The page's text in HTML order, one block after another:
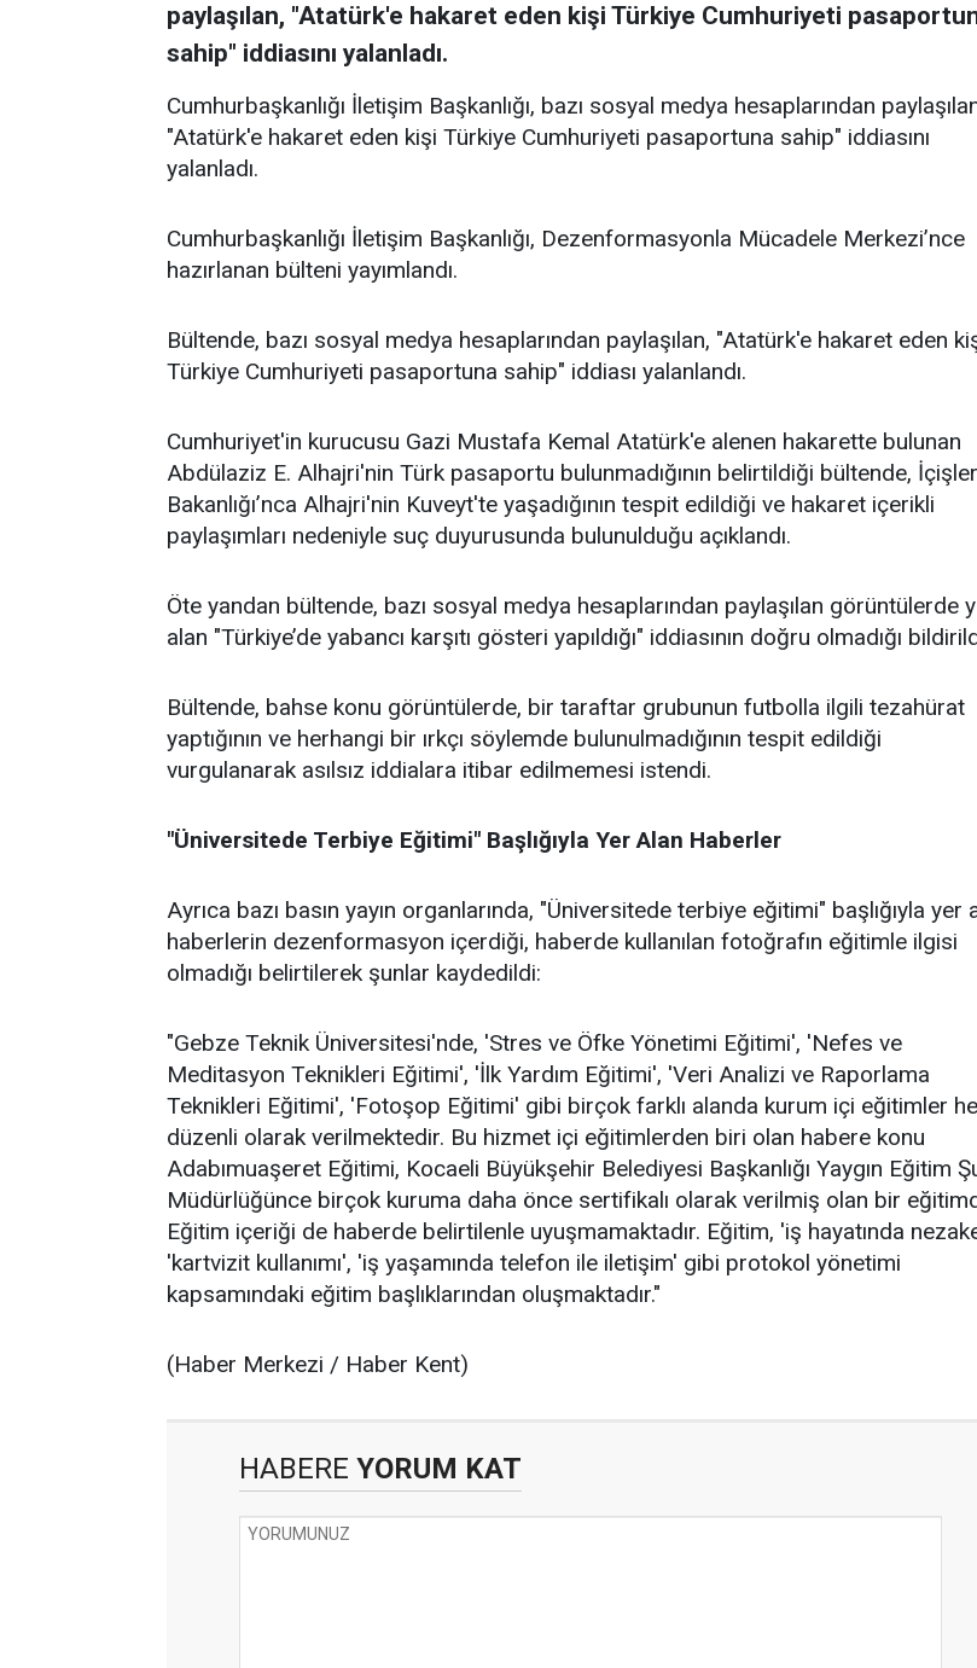
paylaşılan, "Atatürk'e hakaret eden kişi Türkiye Cumhuriyeti
sahip" iddiasını yalanladı.
Cumhurbaşkanlığı İletişim Başkanlığı, bazı sosyal medya hesaplarından
"Atatürk'e hakaret eden kişi Türkiye Cumhuriyeti pasaportuna sahip" iddiasını
yalanladı.
Cumhurbaşkanlığı İletişim Başkanlığı, Dezenformasyonla Mücadele Merkezi’nce
hazırlanan bülteni yayımlandı.
Bültende, bazı sosyal medya hesaplarından paylaşılan, "Atatürk'e hakaret eden
Türkiye Cumhuriyeti pasaportuna sahip" iddiası yalanlandı.
Cumhuriyet'in kurucusu Gazi Mustafa Kemal Atatürk'e alenen hakarette bulunan
Abdülaziz E. Alhajri'nin Türk pasaportu bulunmadığının belirtildiği bültende,
Bakanlığı’nca Alhajri'nin Kuveyt'te yaşadığının tespit edildiği ve hakaret içerikli
paylaşımları nedeniyle suç duyurusunda bulunulduğu açıklandı.
Öte yandan bültende, bazı sosyal medya hesaplarından paylaşılan görüntülerde
alan "Türkiye’de yabancı karşıtı gösteri yapıldığı" iddiasının doğru olmadığı
Bültende, bahse konu görüntülerde, bir taraftar grubunun futbolla ilgili tezahürat
yaptığının ve herhangi bir ırkçı söylemde bulunulmadığının tespit edildiği
vurgulanarak asılsız iddialara itibar edilmemesi istendi.
"Üniversitede Terbiye Eğitimi" Başlığıyla Yer Alan Haberler
Ayrıca bazı basın yayın organlarında, "Üniversitede terbiye eğitimi" başlığıyla yer
haberlerin dezenformasyon içerdiği, haberde kullanılan fotoğrafın eğitimle ilgisi
olmadığı belirtilerek şunlar kaydedildi:
"Gebze Teknik Üniversitesi'nde, 'Stres ve Öfke Yönetimi Eğitimi', 'Nefes ve
Meditasyon Teknikleri Eğitimi', 'İlk Yardım Eğitimi', 'Veri Analizi ve Raporlama
Teknikleri Eğitimi', 'Fotoşop Eğitimi' gibi birçok farklı alanda kurum içi eğitimler
düzenli olarak verilmektedir. Bu hizmet içi eğitimlerden biri olan habere konu
Adabımuaşeret Eğitimi, Kocaeli Büyükşehir Belediyesi Başkanlığı Yaygın Eğitim
Müdürlüğünce birçok kuruma daha önce sertifikalı olarak verilmiş olan bir
Eğitim içeriği de haberde belirtilenle uyuşmamaktadır. Eğitim, 'iş hayatında
'kartvizit kullanımı', 'iş yaşamında telefon ile iletişim' gibi protokol yönetimi
kapsamındaki eğitim başlıklarından oluşmaktadır."
(Haber Merkezi / Haber Kent)
HABERE YORUM KAT